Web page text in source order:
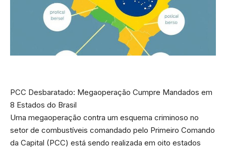
PCC Desbaratado: Megaoperação Cumpre Mandados em
8 Estados do Brasil
Uma megaoperação contra um esquema criminoso no
setor de combustíveis comandado pelo Primeiro Comando
da Capital (PCC) está sendo realizada em oito estados